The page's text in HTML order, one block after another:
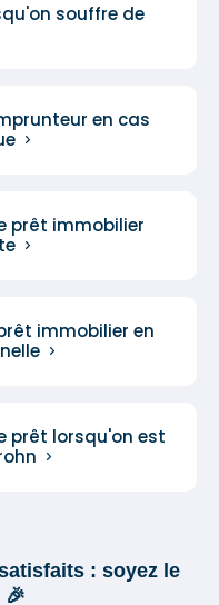
souffre de
en cas
prêt immobilier
immobilier en
prêt lorsqu'on est